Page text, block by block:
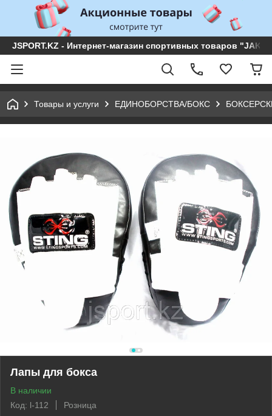
JSPORT.KZ - Интернет-магазин спортивных товаров
Товары и услуги ЕДИНОБОРСТВА/БОКС
Лапы для бокса
В наличии
Код: l-112
Розница